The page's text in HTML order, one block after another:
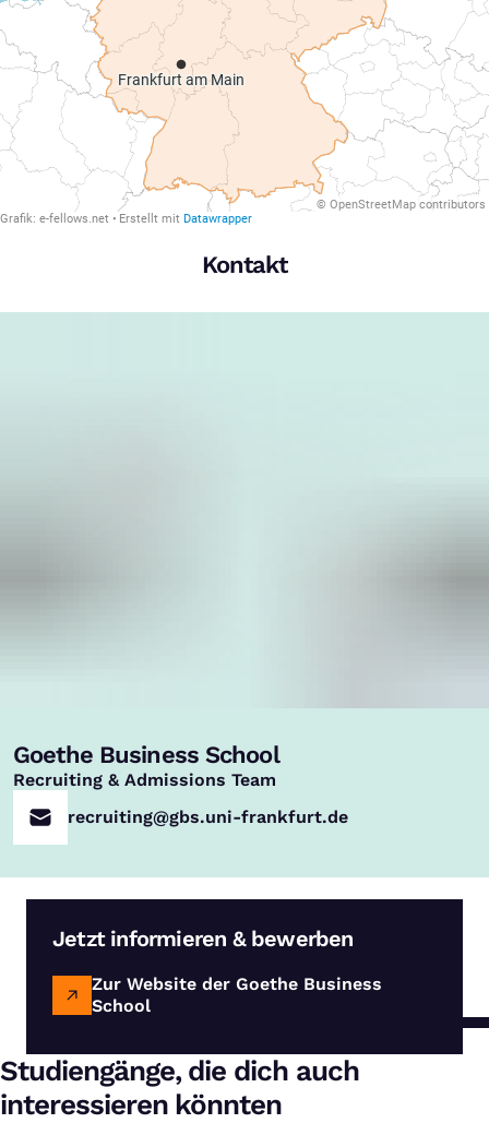
Kontakt
Goethe Business School
,
Recruiting & Admissions Team
recruiting@gbs.uni-frankfurt.de
Jetzt informieren & bewerben
Zur Website der Goethe Business
School
Studiengänge, die dich auch
interessieren könnten